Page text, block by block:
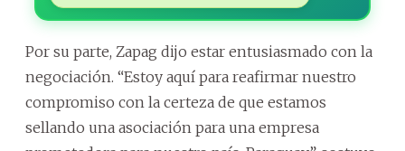
Por su parte, Zapag dijo estar entusiasmado con la
negociación. “Estoy aquí para reafirmar nuestro
compromiso con la certeza de que estamos
sellando una asociación para una empresa